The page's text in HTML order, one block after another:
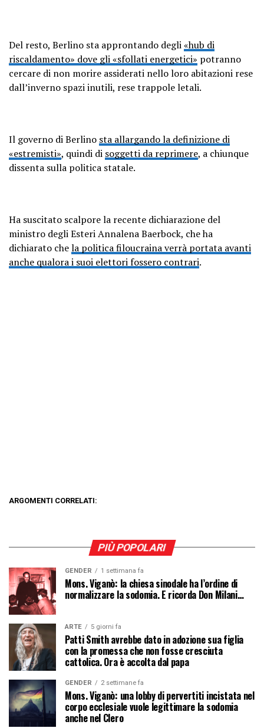
Del resto, Berlino sta approntando degli«hub di
riscaldamento» dove gli «sfollati energetici» potranno
cercare di non morire assiderati nello loro abitazioni rese
dall’inverno spazi inutili, rese trappole letali.
Il governo di Berlino sta allargando la definizione di
«estremisti», quindi di soggetti da reprimere, a chiunque
dissenta sulla politica statale.
Ha suscitato scalpore la recente dichiarazione del
ministro degli Esteri Annalena Baerbock, che ha
dichiarato chela politica filoucraina verrà portata avanti
anche qualora i suoi elettori fossero contrari.
ARGOMENTI CORRELATI:
PIÙ POPOLARI
GENDER 1 settimana fa
Mons. Viganò: la chiesa sinodale ha l’ordine di
normalizzare la sodomia. E ricorda Don Milani…
ARTE 5 giorni fa
Patti Smith avrebbe dato in adozione sua figlia
con la promessa che non fosse cresciuta
cattolica. Ora è accolta dal papa
GENDER 2 settimane fa
Mons. Viganò: una lobby di pervertiti incistata nel
corpo ecclesiale vuole legittimare la sodomia
anche nel Clero